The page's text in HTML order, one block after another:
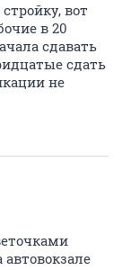
вот
в 20
сдавать
сдать
не